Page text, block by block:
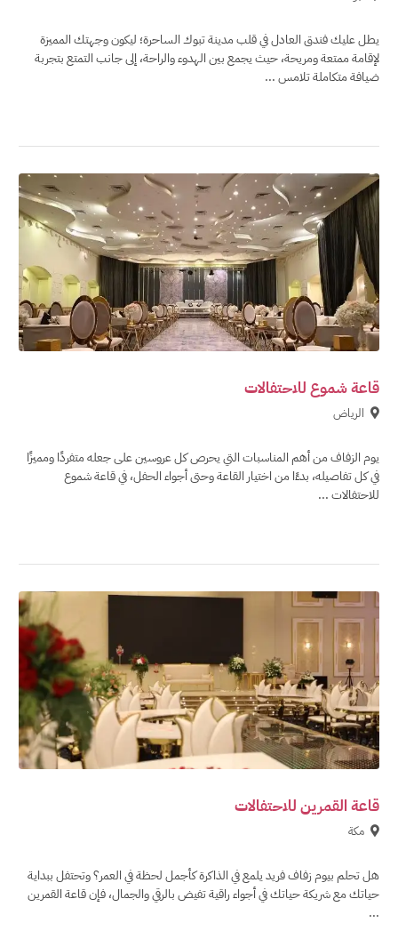
يطل عليك فندق العادل في قلب مدينة تبوك الساحرة؛ ليكون وجهتك المميزة
لإقامة ممتعة ومريحة، حيث يجمع بين الهدوء والراحة، إلى جانب التمتع بتجربة
ضيافة متكاملة تلامس ...
قاعة شموع للاحتفالات
الرياض
يوم الزفاف من أهم المناسبات التي يحرص كل عروسين على جعله متفردًا ومميزًا
في كل تفاصيله، بدءًا من اختيار القاعة وحتى أجواء الحفل، في قاعة شموع
للاحتفالات ...
قاعة القمرين للاحتفالات
مكة
هل تحلم بيوم زفاف فريد يلمع في الذاكرة كأجمل لحظة في العمر؟ وتحتفل ببداية
حياتك مع شريكة حياتك في أجواء راقية تفيض بالرقي والجمال، فإن قاعة القمرين
...